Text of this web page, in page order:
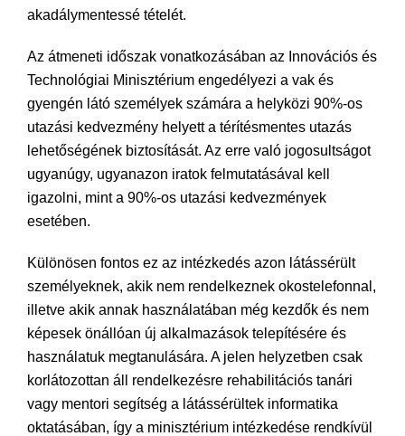
akadálymentessé tételét.
Az átmeneti időszak vonatkozásában az Innovációs és
Technológiai Minisztérium engedélyezi a vak és
gyengén látó személyek számára a helyközi 90%-os
utazási kedvezmény helyett a térítésmentes utazás
lehetőségének biztosítását. Az erre való jogosultságot
ugyanúgy, ugyanazon iratok felmutatásával kell
igazolni, mint a 90%-os utazási kedvezmények
esetében.
Különösen fontos ez az intézkedés azon látássérült
személyeknek, akik nem rendelkeznek okostelefonnal,
illetve akik annak használatában még kezdők és nem
képesek önállóan új alkalmazások telepítésére és
használatuk megtanulására. A jelen helyzetben csak
korlátozottan áll rendelkezésre rehabilitációs tanári
vagy mentori segítség a látássérültek informatika
oktatásában, így a minisztérium intézkedése rendkívül